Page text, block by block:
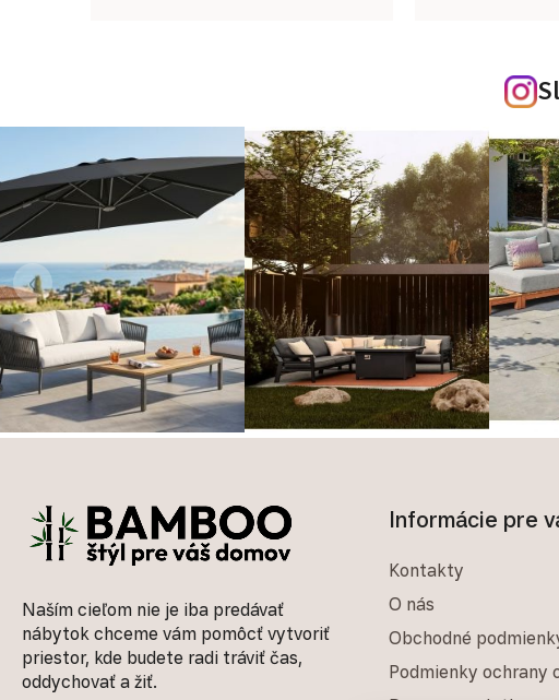
‹
Naším cieľom nie je iba predávať
nábytok chceme vám pomôcť vytvoriť
priestor, kde budete radi tráviť čas,
oddychovať a žiť.
Informácie pre
Kontakty
O nás
Obchodné
Podmienky ochrany